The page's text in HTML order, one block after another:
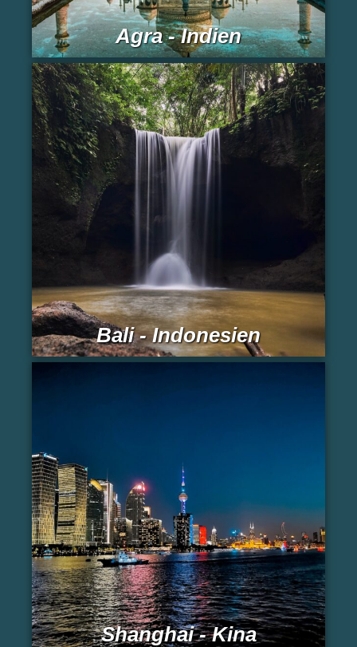
Agra - Indien
Bali - Indonesien
Shanghai - Kina